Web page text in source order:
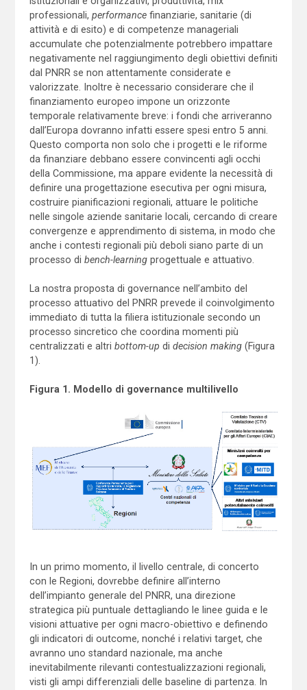
professionali, performance finanziarie, sanitarie (di
attività e di esito) e di competenze manageriali
accumulate che potenzialmente potrebbero impattare
negativamente nel raggiungimento degli obiettivi definiti
dal PNRR se non attentamente considerate e
valorizzate. Inoltre è necessario considerare che il
finanziamento europeo impone un orizzonte
temporale relativamente breve: i fondi che arriveranno
dall’Europa dovranno infatti essere spesi entro 5 anni.
Questo comporta non solo che i progetti e le riforme
da finanziare debbano essere convincenti agli occhi
della Commissione, ma appare evidente la necessità di
definire una progettazione esecutiva per ogni misura,
costruire pianificazioni regionali, attuare le politiche
nelle singole aziende sanitarie locali, cercando di creare
convergenze e apprendimento di sistema, in modo che
anche i contesti regionali più deboli siano parte di un
processo di bench-learningprogettuale e attuativo.
La nostra proposta di governance nell’ambito del
processo attuativo del PNRR prevede il coinvolgimento
immediato di tutta la filiera istituzionale secondo un
processo sincretico che coordina momenti più
centralizzati e altri bottom-up di decision making(Figura
1).
Figura 1. Modello di governance multilivello
In un primo momento, il livello centrale, di concerto
con le Regioni, dovrebbe definire all’interno
dell’impianto generale del PNRR, una direzione
strategica più puntuale dettagliando le linee guida e le
visioni attuative per ogni macro-obiettivo e definendo
gli indicatori di outcome, nonché i relativi target, che
avranno uno standard nazionale, ma anche
inevitabilmente rilevanti contestualizzazioni regionali,
visti gli ampi differenziali delle baseline di partenza. In